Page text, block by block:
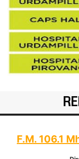
F.M. 106.1